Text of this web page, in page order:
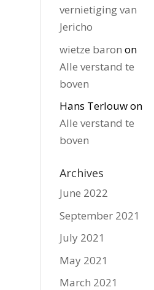
vernietiging van
Jericho
wietze baron on
Alle verstand te
boven
Hans Terlouwon
Alle verstand te
boven
Archives
June 2022
September 2021
July 2021
May 2021
March 2021